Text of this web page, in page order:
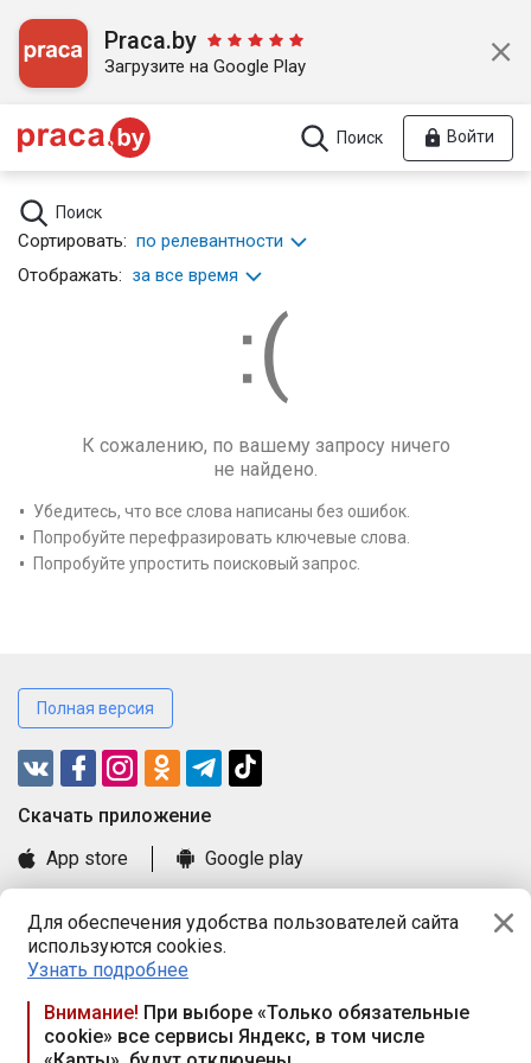
Для обеспечения удобства пользователей сайта
используются cookies.
Узнать подробнее
Внимание! При выборе «Только обязательные
cookie» все сервисы Яндекс, в том числе
Praca.by
Загрузите на Google Play
Поиск Войти
Поиск
Сортировать: по релевантности
Отображать: за все время
К сожалению, по вашему запросу ничего
не найдено.
Убедитесь, что все слова написаны без ошибок.
Попробуйте перефразировать ключевые слова.
Попробуйте упростить поисковый запрос.
Полная версия
Cкачать приложение
App store
Google play
Книга замечаний и предложений
Правила и документы
Praca.by © 2000—2026, ООО «ПРАЦА БАЙ»
Республика Беларусь, 220114, г. Минск, пр-т Независимости
117а, пом. № 9.